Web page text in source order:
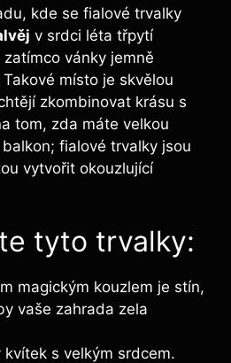
kde se fialové⁣ trvalky
v srdci ​léta ​třpytí
vánky jemně
místo je skvělou
zkombinovat krásu s
tom, zda⁢ máte velkou
fialové ⁣trvalky jsou
vytvořit okouzlující
tyto trvalky:
magickým kouzlem je stín,
vaše zahrada zela​
kvítek s velkým srdcem.